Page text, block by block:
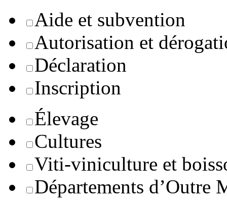
Aide et subvention
Autorisation et
Déclaration
Inscription
Élevage
Cultures
Viti-viniculture et
Départements d’Outre